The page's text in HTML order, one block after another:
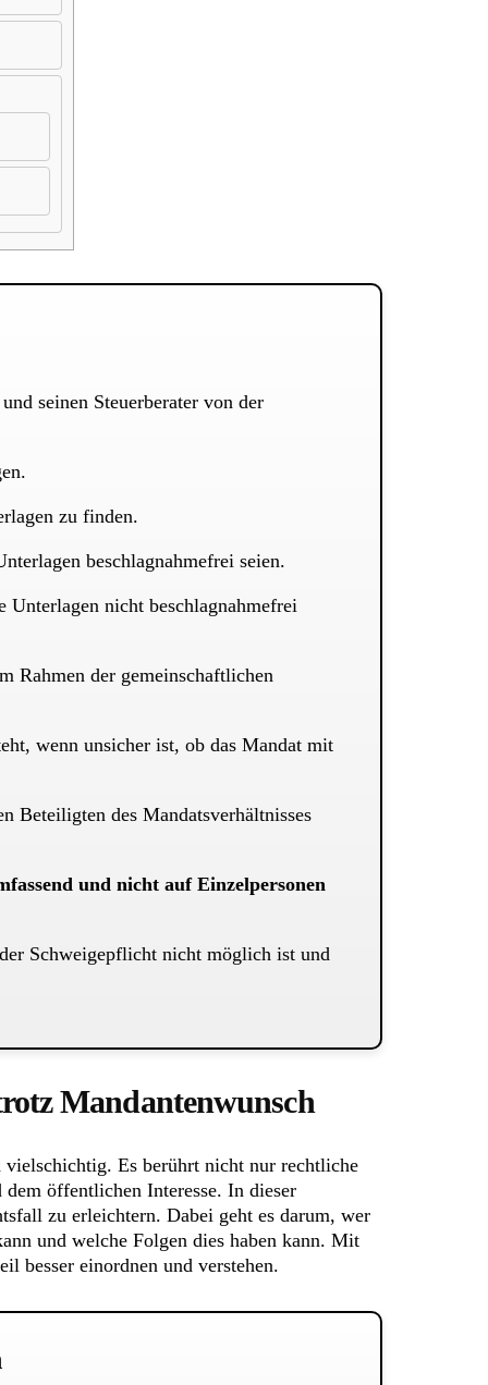
seinen Steuerberater von der
zu finden.
beschlagnahmefrei seien.
Unterlagen nicht beschlagnahmefrei
Rahmen der gemeinschaftlichen
wenn unsicher ist, ob das Mandat mit
Beteiligten des Mandatsverhältnisses
und nicht auf Einzelpersonen
Schweigepflicht nicht möglich ist und
Mandantenwunsch
Es berührt nicht nur rechtliche
öffentlichen Interesse. In dieser
zu erleichtern. Dabei geht es darum, wer
und welche Folgen dies haben kann. Mit
besser einordnen und verstehen.